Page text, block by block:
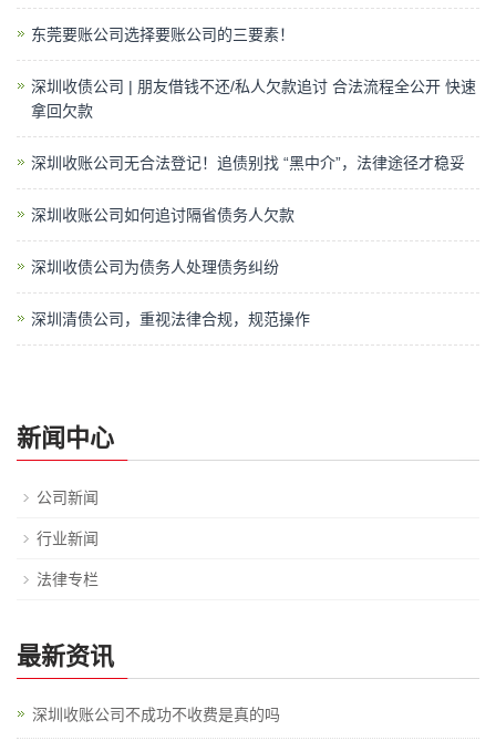
东莞要账公司选择要账公司的三要素！
深圳收债公司 | 朋友借钱不还/私人欠款追讨 合法流程全公开 快速
拿回欠款
深圳收账公司无合法登记！追债别找 “黑中介”，法律途径才稳妥
深圳收账公司如何追讨隔省债务人欠款
深圳收债公司为债务人处理债务纠纷
深圳清债公司，重视法律合规，规范操作
新闻中心
公司新闻
行业新闻
法律专栏
最新资讯
深圳收账公司不成功不收费是真的吗